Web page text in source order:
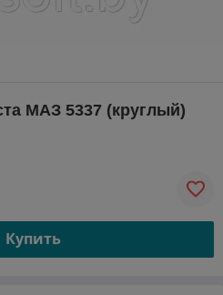
МАЗ 5337 (круглый)
Купить